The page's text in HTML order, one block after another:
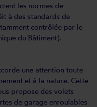
les normes de
à des standards de
contrôlée par le
du Bâtiment).
une attention toute
et à la nature. Cette
propose des volets
de garage enroulables